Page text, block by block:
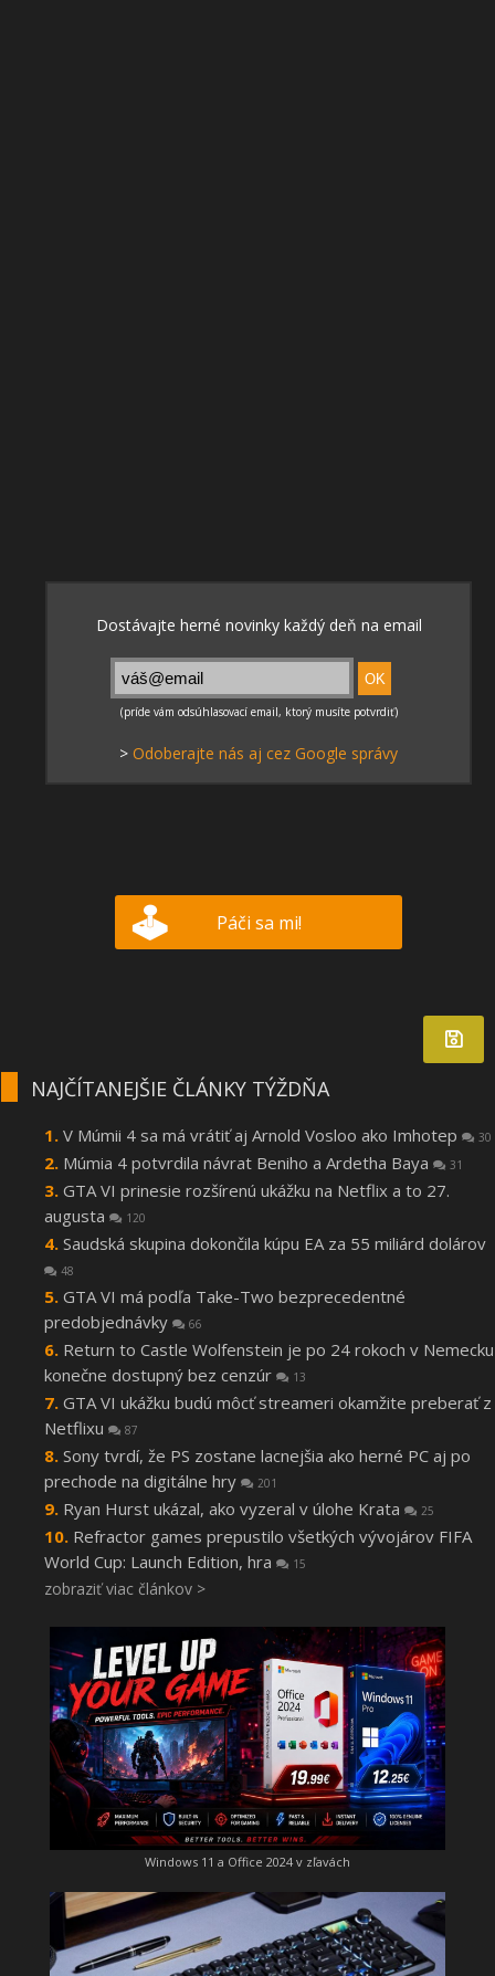
> Odoberajte nás aj cez Google správy
Páči sa mi!
NAJČÍTANEJŠIE ČLÁNKY TÝŽDŇA
V Múmii 4 sa má vrátiť aj Arnold Vosloo ako Imhotep 30
Múmia 4 potvrdila návrat Beniho a Ardetha Baya 31
GTA VI prinesie rozšírenú ukážku na Netflix a to 27.
augusta
120
Saudská skupina dokončila kúpu EA za 55 miliárd dolárov
48
GTA VI má podľa Take-Two bezprecedentné
predobjednávky
66
Return to Castle Wolfenstein je po 24 rokoch v Nemecku
konečne dostupný bez cenzúr
13
GTA VI ukážku budú môcť streameri okamžite preberať z
Netflixu
87
Sony tvrdí, že PS zostane lacnejšia ako herné PC aj po
prechode na digitálne hry
201
Ryan Hurst ukázal, ako vyzeral v úlohe Krata 25
Refractor games prepustilo všetkých vývojárov FIFA
World Cup: Launch Edition, hra
15
zobraziť viac článkov >
Windows 11 a Office 2024 v zľavách